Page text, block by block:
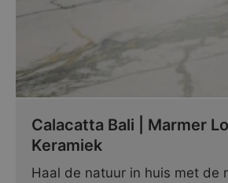
Calacatta Bali | Marmer
Keramiek
Haal de natuur in huis met de